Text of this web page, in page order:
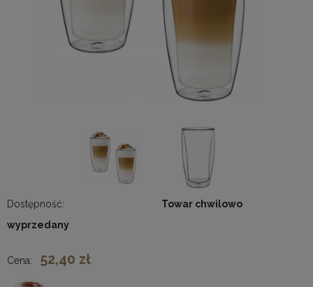
Dostępność:
Towar chwilowo
wyprzedany
Cena: 52,40 zł